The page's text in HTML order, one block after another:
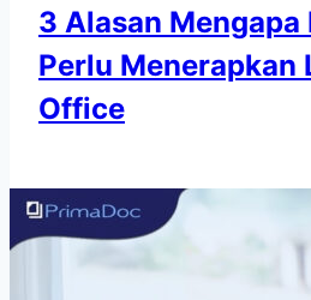
3 Alasan
Perlu Menerapkan
Office